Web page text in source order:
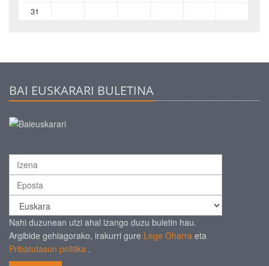
31
BAI EUSKARARI BULETINA
Nahi duzunean utzi ahal izango duzu buletin hau.
Argibide gehiagorako, irakurri gure Lege Oharra eta
Pribatutasun politika .